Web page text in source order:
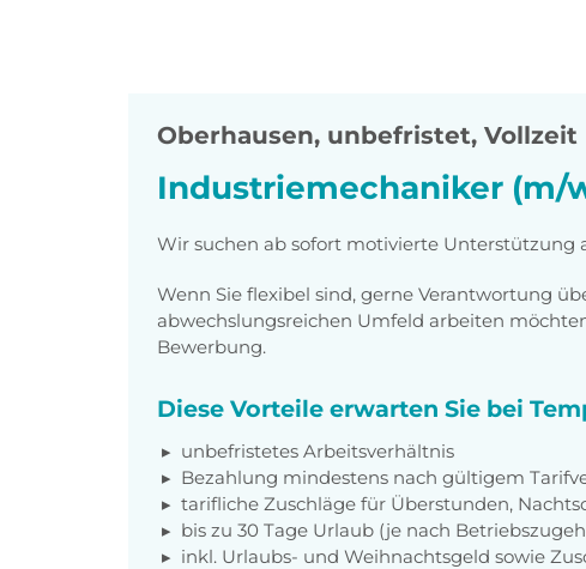
Oberhausen, unbefristet, Vollzeit
Industriemechaniker (m/
Wir suchen ab sofort motivierte Unterstützung
Wenn Sie flexibel sind, gerne Verantwortung
abwechslungsreichen Umfeld arbeiten
Bewerbung.
Diese Vorteile erwarten Sie bei
unbefristetes Arbeitsverhältnis
Bezahlung mindestens nach gültigem
tarifliche Zuschläge für Überstunden,
bis zu 30 Tage Urlaub (je nach
inkl. Urlaubs- und Weihnachtsgeld sowie